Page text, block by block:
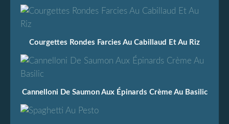
Courgettes Rondes Farcies Au Cabillaud Et Au Riz
Cannelloni De Saumon Aux Épinards Crème Au Basilic